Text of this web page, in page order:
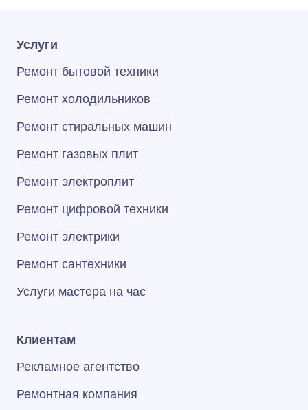
Услуги
Ремонт бытовой техники
Ремонт холодильников
Ремонт стиральных машин
Ремонт газовых плит
Ремонт электроплит
Ремонт цифровой техники
Ремонт электрики
Ремонт сантехники
Услуги мастера на час
Клиентам
Рекламное агентство
Ремонтная компания